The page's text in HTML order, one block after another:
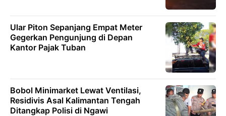
Ular Piton Sepanjang Empat Meter
Gegerkan Pengunjung di Depan
Kantor Pajak Tuban
Bobol Minimarket Lewat Ventilasi,
Residivis Asal Kalimantan Tengah
Ditangkap Polisi di Ngawi